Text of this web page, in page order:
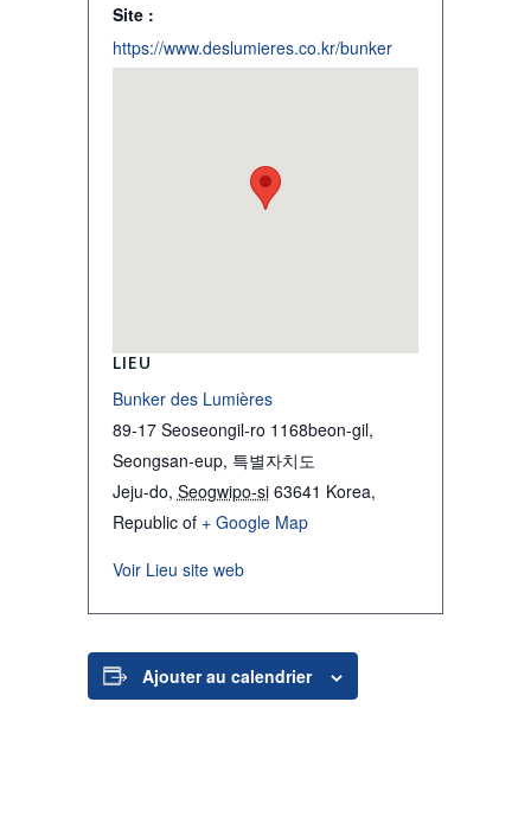
Site :
https://www.deslumieres.co.kr/bunker
LIEU
Bunker des Lumières
89-17 Seoseongil-ro 1168beon-gil,
Seongsan-eup, 특별자치도
Jeju-do, Seogwipo-si 63641 Korea,
Republic of + Google Map
Voir Lieu site web
Ajouter au calendrier